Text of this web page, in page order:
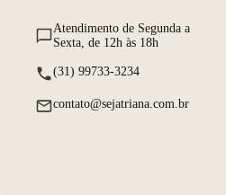
Atendimento de Segunda a
Sexta, de 12h às 18h
(31) 99733-3234
contato@sejatriana.com.br